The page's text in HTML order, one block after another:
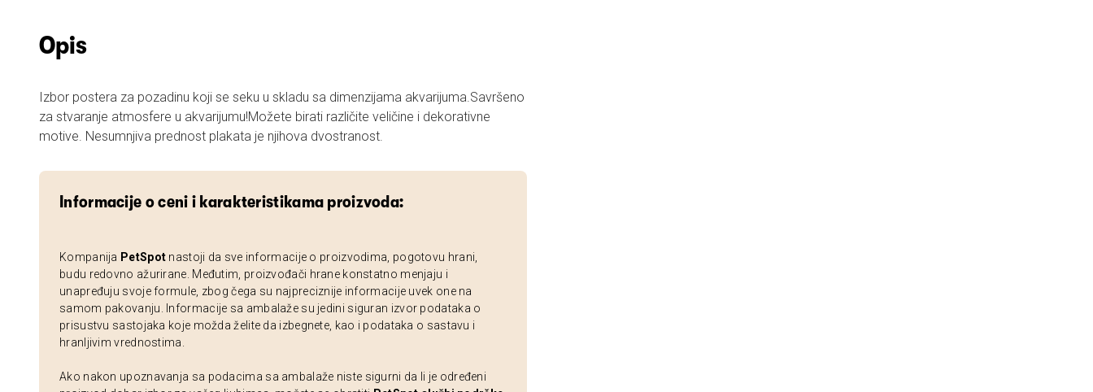
Opis
Izbor postera za pozadinu koji se seku u skladu sa dimenzijama akvarijuma.Savršeno
za stvaranje atmosfere u akvarijumu!Možete birati različite veličine i dekorativne
motive. Nesumnjiva prednost plakata je njihova dvostranost.
Informacije o ceni i karakteristikama proizvoda:
Kompanija PetSpot nastoji da sve informacije o proizvodima, pogotovu hrani,
budu redovno ažurirane. Međutim, proizvođači hrane konstatno menjaju i
unapređuju svoje formule, zbog čega su najpreciznije informacije uvek one na
samom pakovanju. Informacije sa ambalaže su jedini siguran izvor podataka o
prisustvu sastojaka koje možda želite da izbegnete, kao i podataka o sastavu i
hranljivim vrednostima.
Ako nakon upoznavanja sa podacima sa ambalaže niste sigurni da li je određeni